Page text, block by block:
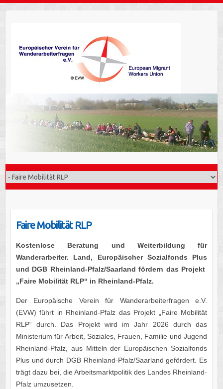
Faire Mobilität RLP
Kostenlose Beratung und Weiterbildung für
Wanderarbeiter. Land, Europäischer Sozialfonds Plus
und DGB Rheinland-Pfalz/Saarland fördern das Projekt
„Faire Mobilität RLP“ in Rheinland-Pfalz.
Der Europäische Verein für Wanderarbeiterfragen e.V.
(EVW) führt in Rheinland-Pfalz das Projekt „Faire Mobilität
RLP“ durch. Das Projekt wird im Jahr 2026 durch das
Ministerium für Arbeit, Soziales, Frauen, Familie und Jugend
Rheinland-Pfalz, aus Mitteln der Europäischen Sozialfonds
Plus und durch DGB Rheinland-Pfalz/Saarland gefördert. Es
trägt dazu bei, die Arbeitsmarktpolitik des Landes Rheinland-
Pfalz umzusetzen.